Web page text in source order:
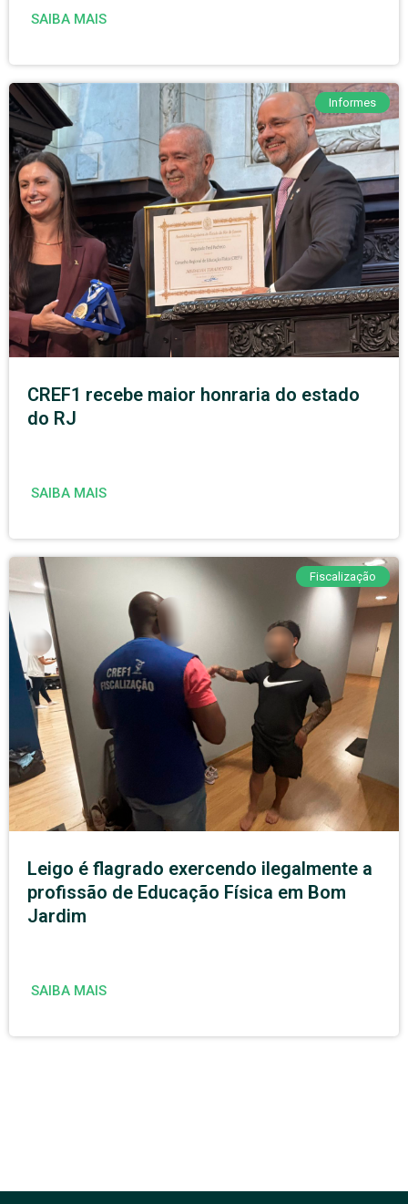
SAIBA MAIS
Informes
CREF1 recebe maior honraria do estado
do RJ
SAIBA MAIS
Fiscalização
Leigo é flagrado exercendo ilegalmente a
profissão de Educação Física em Bom
Jardim
SAIBA MAIS